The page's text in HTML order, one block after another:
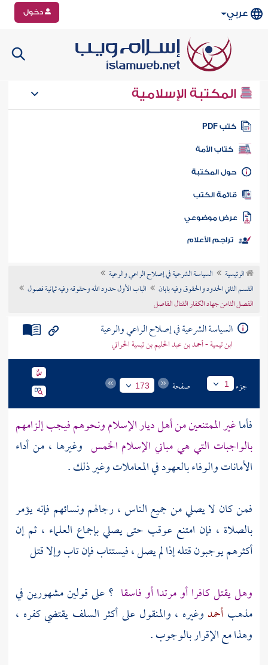
عربي دخول
المكتبة الإسلامية
كتب PDF
كتاب الأمة
المكتبة
الكتب
موضوعي
تراجم الأعلام
الرئيسية
السياسة الشرعية في إصلاح الراعي والرعية
القسم الثاني الحدود والحقوق وفيه بابان
الباب الأول حدود الله وحقوقه وفيه ثمانية فصول
الفصل الثامن جهاد الكفار القتال الفاصل
السياسة الشرعية في إصلاح الراعي والرعية
ابن تيمية - أحمد بن عبد الحليم بن تيمية الحراني
جزء 1 صفحة 173
فأماغير الممتنعين من أهل ديار الإسلام ونحوهم فيجب إلزامهم
بالواجبات التي هي مباني الإسلام الخمس وغيرها ، من أداء
الأمانات والوفاء بالعهود في المعاملات وغير ذلك .
فمن كان لا يصلي من جميع الناس ، رجالهم ونسائهم فإنه يؤمر
بالصلاة ، فإن امتنع عوقب حتى يصلي بإجماع العلماء ، ثم إن
أكثرهم يوجبون قتله إذا لم يصل ، فيستتاب فإن تاب وإلا قتل
وهل يقتل كافرا أو مرتدا أو فاسقا ؟ على قولين مشهورين في
مذهب أحمدوغيره ، والمنقول على أكثر السلف يقتضي كفره ،
وهذا مع الإقرار بالوجوب .